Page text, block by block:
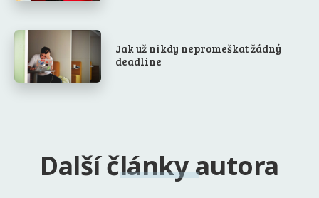
Jak už nikdy nepromeškat žádný
deadline
Další články autora